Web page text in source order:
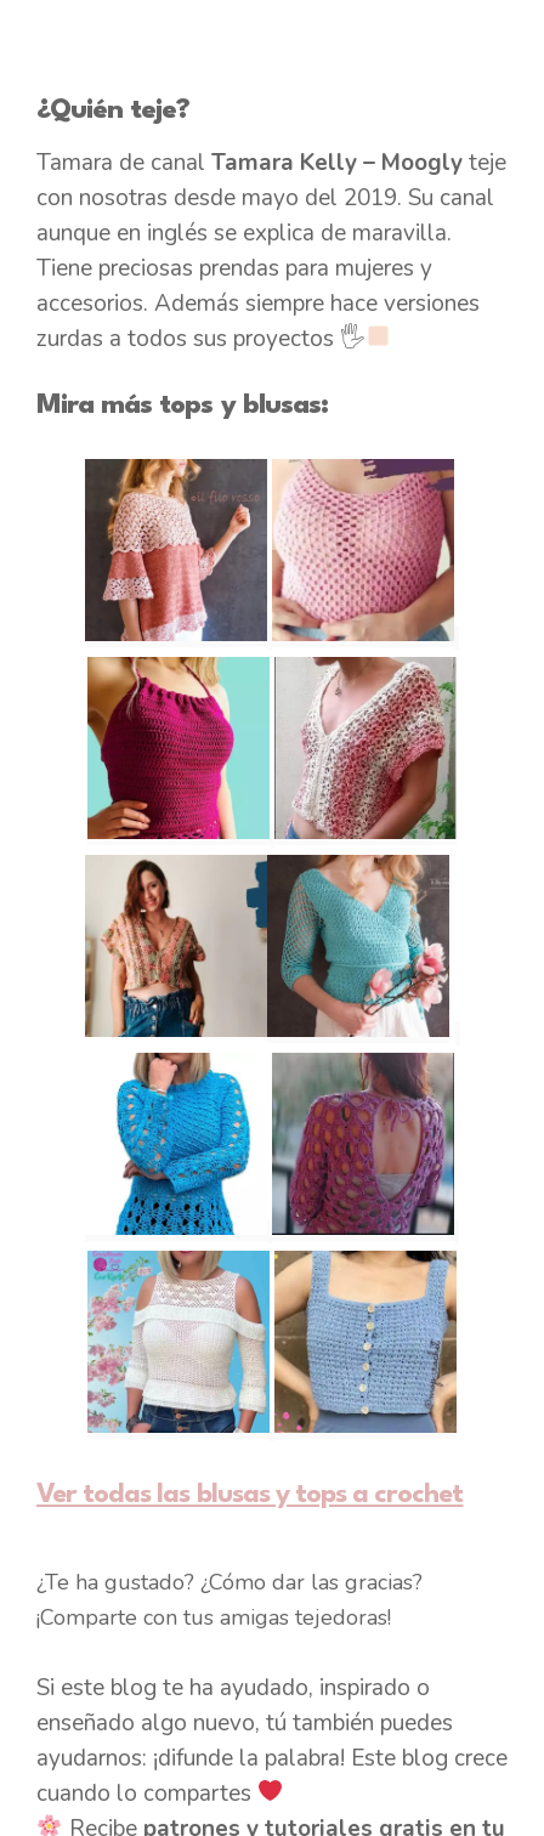
¿Quién teje?
Tamara de canal Tamara Kelly – Mooglyteje
con nosotras desde mayo del 2019. Su canal
aunque en inglés se explica de maravilla.
Tiene preciosas prendas para mujeres y
accesorios. Además siempre hace versiones
zurdas a todos sus proyectos 🖐
Mira más tops y blusas:
Ver todas las blusas y tops a crochet
¿Te ha gustado? ¿Cómo dar las gracias?
¡Comparte con tus amigas tejedoras!
Si este blog te ha ayudado, inspirado o
enseñado algo nuevo, tú también puedes
ayudarnos: ¡difunde la palabra! Este blog crece
cuando lo compartes
Recibe patrones y tutoriales gratis en tu